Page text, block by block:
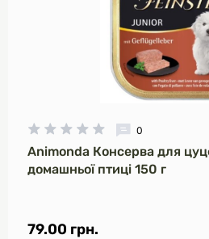
0
Animonda Консерва для
домашньої птиці 150 г
79.00 грн.